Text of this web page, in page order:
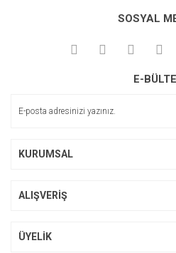
kullanarak tarafımıza iletebilirsiniz.
Görüş ve önerileriniz için teşekkür
Ürün açıklamasında eksik bilgiler
SOSYAL
E-
KURUMSAL
ALIŞVERİŞ
ÜYELİK